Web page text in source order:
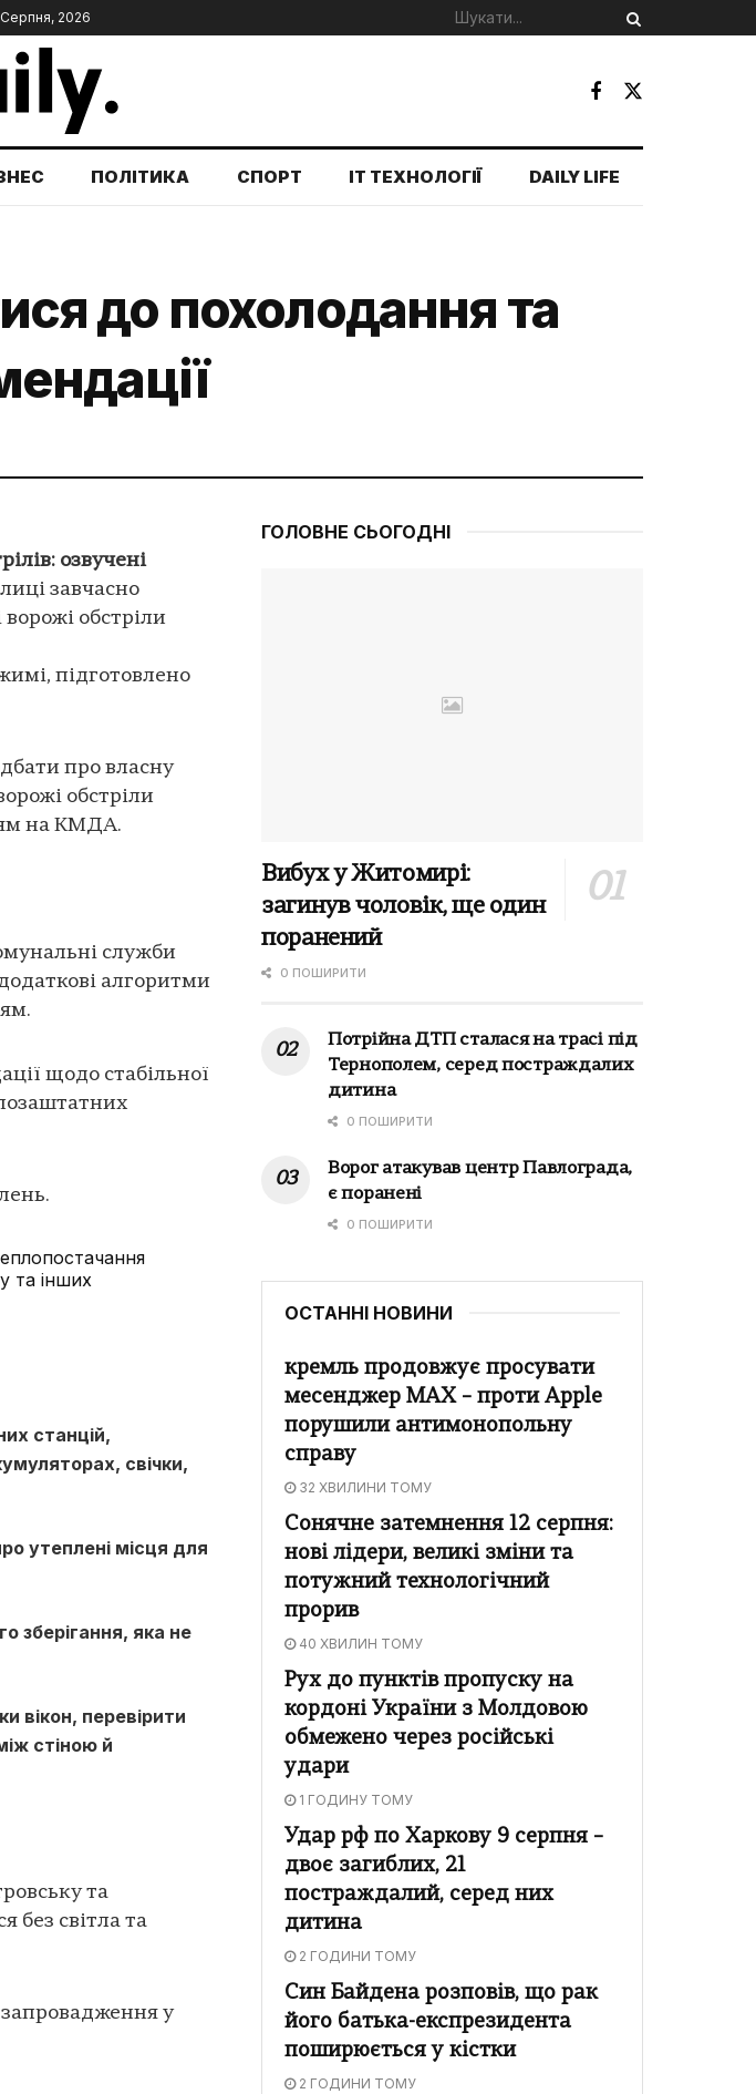
2026
ПОЛІТИКА СПОРТ IT ТЕХНОЛОГІЇ DAILY LIFE
до похолодання та
озвучені
завчасно
обстріли
підготовлено
про власну
обстріли
на КМДА.
служби
алгоритми
щодо стабільної
та інших
станцій,
свічки,
утеплені місця для
зберігання, яка не
вікон, перевірити
стіною й
та
без світла та
у
ГОЛОВНЕ СЬОГОДНІ
Вибух у Житомирі:
загинув чоловік, ще один
поранений
0 ПОШИРИТИ
Потрійна ДТП сталася на трасі під
Тернополем, серед постраждалих
дитина
0 ПОШИРИТИ
Ворог атакував центр Павлограда,
є поранені
0 ПОШИРИТИ
ОСТАННІ НОВИНИ
кремль продовжує просувати
месенджер MAX – проти Apple
порушили антимонопольну
справу
32 ХВИЛИНИ ТОМУ
Сонячне затемнення 12 серпня:
нові лідери, великі зміни та
потужний технологічний
прорив
40 ХВИЛИН ТОМУ
Рух до пунктів пропуску на
кордоні України з Молдовою
обмежено через російські
удари
1 ГОДИНУ ТОМУ
Удар рф по Харкову 9 серпня –
двоє загиблих, 21
постраждалий, серед них
дитина
2 ГОДИНИ ТОМУ
Син Байдена розповів, що рак
його батька-експрезидента
поширюється у кістки
2 ГОДИНИ ТОМУ